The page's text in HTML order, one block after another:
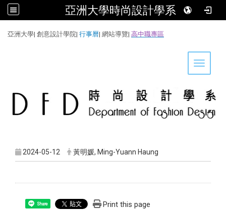
亞洲大學時尚設計學系
亞洲大學| 創意設計學院| 行事曆| 網站導覽| 高中職專區
Toggle
2024-05-12 黃明媛, Ming-Yuann Haung
Share Print this page